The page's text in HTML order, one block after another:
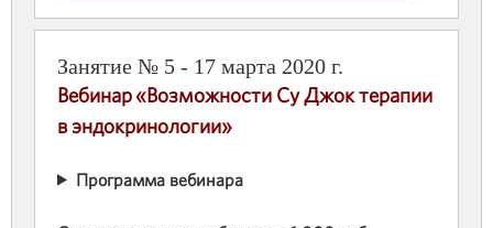
Занятие № 5 - 17 марта 2020 г.
Вебинар «Возможности Су Джок терапии
в эндокринологии»
Программа вебинара